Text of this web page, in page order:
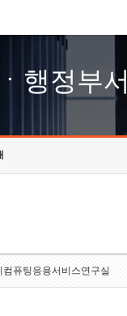
황 행정부서
컴퓨팅응용서비스연구실